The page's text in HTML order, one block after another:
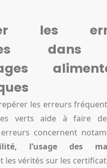
les
dans
les erreurs
verts aide à faire
erreurs concernent
l’usage des
les vérités sur les